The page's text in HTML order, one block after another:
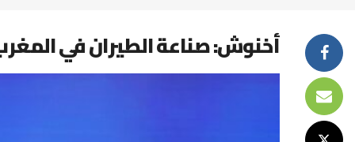
أخنوش: صناعة الطيران في